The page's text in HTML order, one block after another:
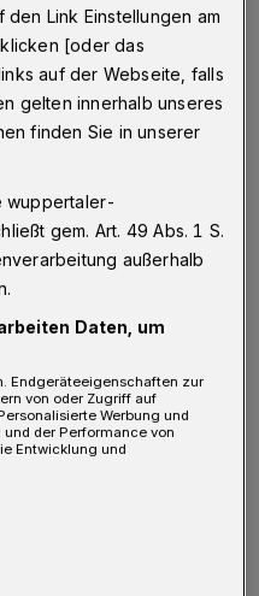
– im Alltag
mehr
mehr
chaotischen
schnell mehr Zeit
sollte deshalb drei
(geschäftlich
Steuern
Wenn du dafür
eröffnen
Link Einstellungen am
[oder das
auf der Webseite, falls
gelten innerhalb unseres
finden Sie in unserer
wuppertaler-
gem. Art. 49 Abs. 1 S.
außerhalb
Daten, um
Endgeräteeigenschaften zur
von oder Zugriff auf
Werbung und
der Performance von
Entwicklung und